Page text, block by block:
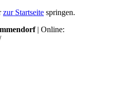
zur Startseite springen.
| Online: